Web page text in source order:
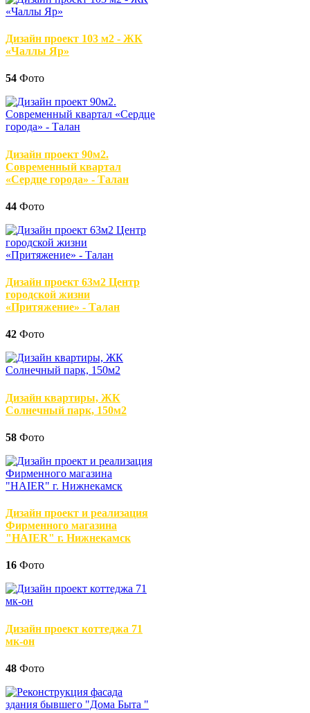
Дизайн проект 103 м2 - ЖК
«Чаллы Яр»
54 Фото
Дизайн проект 90м2.
Современный квартал
«Сердце города» - Талан
44 Фото
Дизайн проект 63м2 Центр
городской жизни
«Притяжение» - Талан
42 Фото
Дизайн квартиры, ЖК
Солнечный парк, 150м2
58 Фото
Дизайн проект и реализация
Фирменного магазина
"HAIER" г. Нижнекамск
16 Фото
Дизайн проект коттеджа 71
мк-он
48 Фото